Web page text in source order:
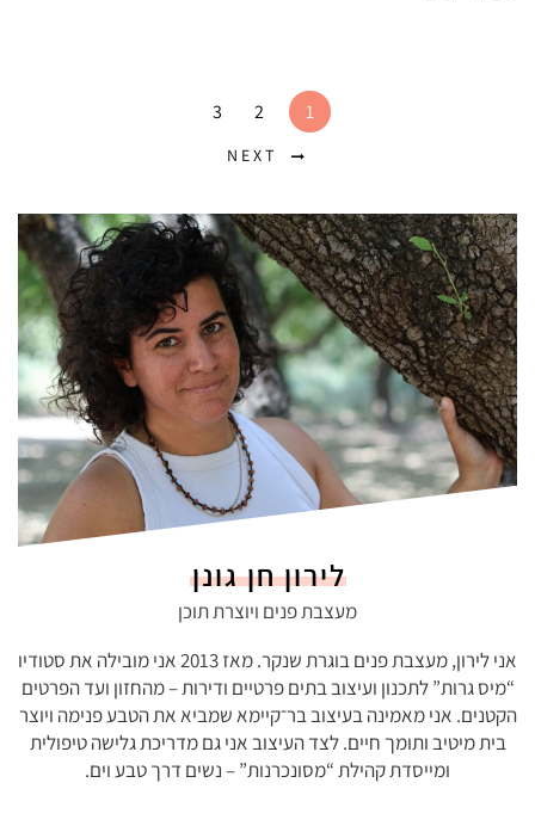
1
2
3
NEXT
לירון חן גונן
מעצבת פנים ויוצרת תוכן
אני לירון, מעצבת פנים בוגרת שנקר. מאז 2013 אני מובילה את סטודיו
“מיס גרות” לתכנון ועיצוב בתים פרטיים ודירות – מהחזון ועד הפרטים
הקטנים. אני מאמינה בעיצוב בר־קיימא שמביא את הטבע פנימה ויוצר
בית מיטיב ותומך חיים. לצד העיצוב אני גם מדריכת גלישה טיפולית
ומייסדת קהילת “מסונכרנות” – נשים דרך טבע וים.